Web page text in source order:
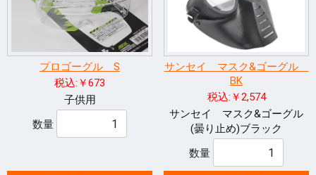
プロゴーグル S
税込:￥673
子供用
数量
サンセイ マスク&ゴーグル
BK
税込:￥2,574
サンセイ マスク&ゴーグル
(曇り止め)ブラック
数量